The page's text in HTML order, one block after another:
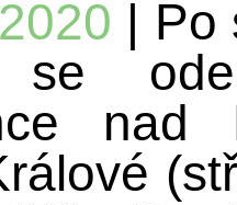
| Po
se
nad